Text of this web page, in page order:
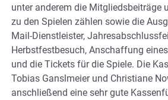
unter anderem die Mitgliedsbeiträge
zu den Spielen zählen sowie die
Mail-Dienstleister,
Herbstfestbesuch, Anschaffung
und die Tickets für die Spiele. Die
Tobias Ganslmeier und Christiane
anschließend eine sehr gute